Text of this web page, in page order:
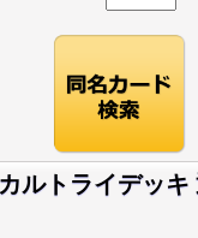
ルトライデッ